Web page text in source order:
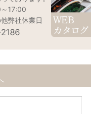
17:00
弊社休業日